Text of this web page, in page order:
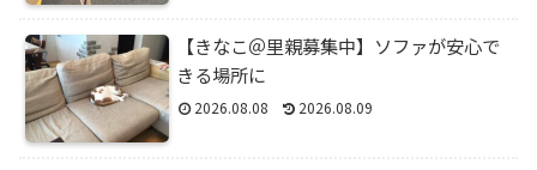
【きなこ＠里親募集中】ソファが安心で
きる場所に
2026.08.08 2026.08.09